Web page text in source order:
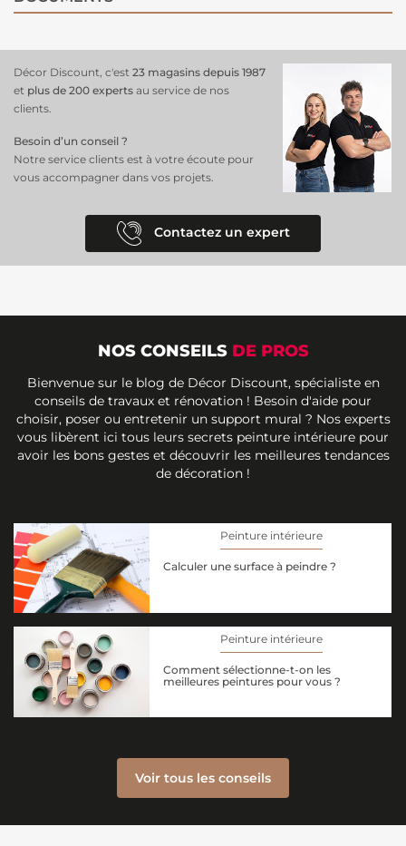
Décor Discount, c'est 23 magasins depuis 1987
et plus de 200 experts au service de nos
clients.
Besoin d’un conseil ?
Notre service clients est à votre écoute pour
vous accompagner dans vos projets.
Contactez un expert
NOS CONSEILS DE PROS
Bienvenue sur le blog de Décor Discount, spécialiste en
conseils de travaux et rénovation ! Besoin d'aide pour
choisir, poser ou entretenir un support mural ? Nos experts
vous libèrent ici tous leurs secrets peinture intérieure pour
avoir les bons gestes et découvrir les meilleures tendances
de décoration !
Peinture intérieure
Calculer une surface à peindre ?
Peinture intérieure
Comment sélectionne-t-on les
meilleures peintures pour vous ?
Voir tous les conseils